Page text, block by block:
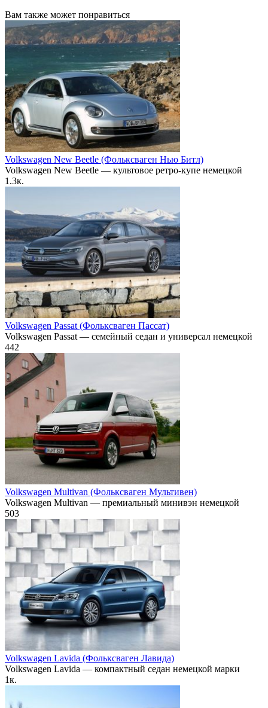
Вам также может понравиться
Volkswagen New Beetle (Фольксваген Нью Битл)
Volkswagen New Beetle — культовое ретро-купе немецкой
1.3к.
Volkswagen Passat (Фольксваген Пассат)
Volkswagen Passat — семейный седан и универсал немецкой
442
Volkswagen Multivan (Фольксваген Мультивен)
Volkswagen Multivan — премиальный минивэн немецкой
503
Volkswagen Lavida (Фольксваген Лавида)
Volkswagen Lavida — компактный седан немецкой марки
1к.